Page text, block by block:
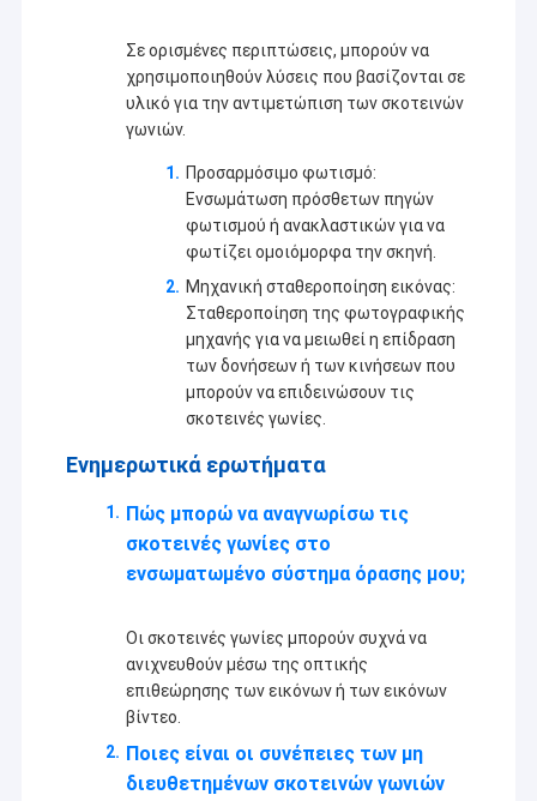
Ενότητες καμερών cOem
Ενότητα καμερών USB
Ενότητα καμερών MIPI
Ενότητα καμερών DVP
Σφαιρική ενότητα καμερών παραθυρόφυλλων
Ενότητα καμερών νυχτερινής όρασης
Ενότητα καμερών ενδοσκοπίων
Διπλή ενότητα καμερών φακών
Ενότητα καμερών αναγνώρισης προσώπου
1MP ενότητα καμερών
2MP ενότητα καμερών
5MP ενότητα καμερών
Σε ορισμένες περιπτώσεις, μπορούν να
χρησιμοποιηθούν λύσεις που βασίζονται σε
υλικό για την αντιμετώπιση των σκοτεινών
γωνιών.
Προσαρμόσιμο φωτισμό:
Ενσωμάτωση πρόσθετων πηγών
φωτισμού ή ανακλαστικών για να
φωτίζει ομοιόμορφα την σκηνή.
Μηχανική σταθεροποίηση εικόνας:
Σταθεροποίηση της φωτογραφικής
μηχανής για να μειωθεί η επίδραση
των δονήσεων ή των κινήσεων που
μπορούν να επιδεινώσουν τις
σκοτεινές γωνίες.
Ενημερωτικά ερωτήματα
Πώς μπορώ να αναγνωρίσω τις
σκοτεινές γωνίες στο
ενσωματωμένο σύστημα όρασης μου;
Οι σκοτεινές γωνίες μπορούν συχνά να
ανιχνευθούν μέσω της οπτικής
επιθεώρησης των εικόνων ή των εικόνων
βίντεο.
Ποιες είναι οι συνέπειες των μη
διευθετημένων σκοτεινών γωνιών